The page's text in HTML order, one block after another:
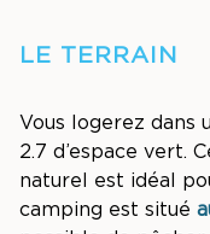
LE TERRAIN
Vous logerez dans
2.7 d’espace vert.
naturel est idéal
camping est situé